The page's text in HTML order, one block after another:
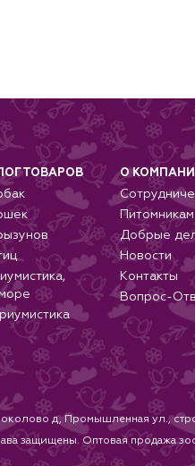
ТОВАРОВ
О
Питомникам
Добрые
Новости
Контакты
Вопрос-
д, Промышленная ул.,
Оптовая продажа